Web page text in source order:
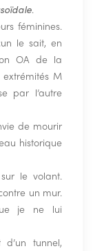
.
féminines.
le sait, en
OA de la
M
par l’autre
de mourir
historique
le volant.
un mur.
je ne lui
tunnel,